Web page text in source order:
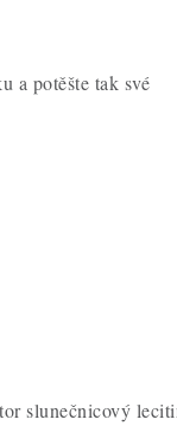
a potěšte tak své
slunečnicový